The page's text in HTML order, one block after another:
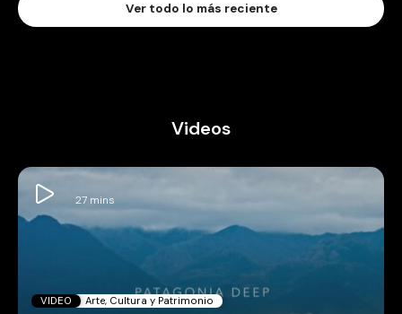
Ver todo lo más reciente
Videos
VIDEO Arte, Cultura y Patrimonio